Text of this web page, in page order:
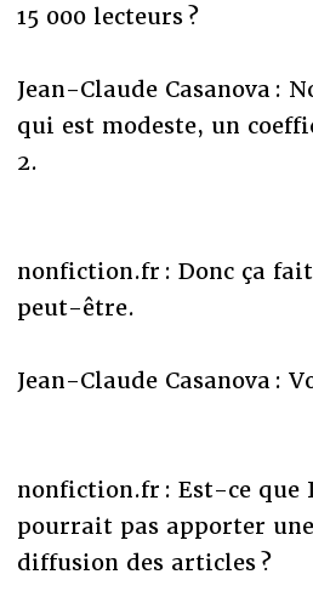
15 000 lecteurs ?
Jean-Claude Casanova :
qui est modeste, un
2.
nonfiction.fr : Donc ça fait
peut-être.
Jean-Claude Casanova :
nonfiction.fr : Est-ce que
pourrait pas apporter
diffusion des articles ?